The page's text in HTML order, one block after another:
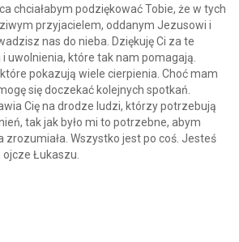
chciałabym podziękować Tobie, że w tych
przyjacielem, oddanym Jezusowi i
nas do nieba. Dziękuję Ci za te
uwolnienia, które tak nam pomagają.
pokazują wiele cierpienia. Choć mam
się doczekać kolejnych spotkań.
Cię na drodze ludzi, którzy potrzebują
tak jak było mi to potrzebne, abym
zrozumiała. Wszystko jest po coś. Jesteś
Łukaszu.